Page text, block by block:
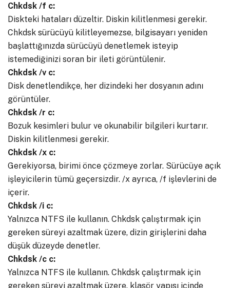
Chkdsk /f c:
Diskteki hataları düzeltir. Diskin kilitlenmesi gerekir.
Chkdsk sürücüyü kilitleyemezse, bilgisayarı yeniden
başlattığınızda sürücüyü denetlemek isteyip
istemediğinizi soran bir ileti görüntülenir.
Chkdsk /v c:
Disk denetlendikçe, her dizindeki her dosyanın adını
görüntüler.
Chkdsk /r c:
Bozuk kesimleri bulur ve okunabilir bilgileri kurtarır.
Diskin kilitlenmesi gerekir.
Chkdsk /x c:
Gerekiyorsa, birimi önce çözmeye zorlar. Sürücüye açık
işleyicilerin tümü geçersizdir. /x ayrıca, /f işlevlerini de
içerir.
Chkdsk /i c:
Yalnızca NTFS ile kullanın. Chkdsk çalıştırmak için
gereken süreyi azaltmak üzere, dizin girişlerini daha
düşük düzeyde denetler.
Chkdsk /c c:
Yalnızca NTFS ile kullanın. Chkdsk çalıştırmak için
gereken süreyi azaltmak üzere, klasör yapısı içinde